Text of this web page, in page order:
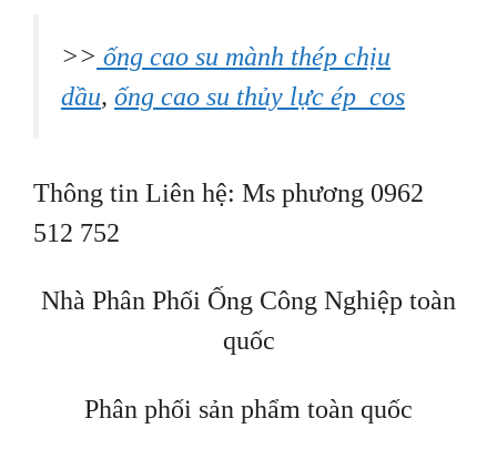
>> ống cao su mành thép chịu
dầu, ống cao su thủy lực ép cos
Thông tin Liên hệ: Ms phương 0962
512 752
Nhà Phân Phối Ống Công Nghiệp toàn
quốc
Phân phối sản phẩm toàn quốc